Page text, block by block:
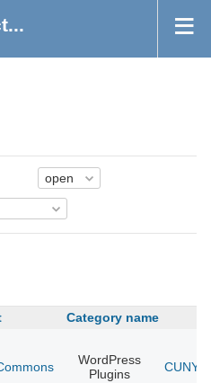
Category name
WordPress
Plugins
CUNY